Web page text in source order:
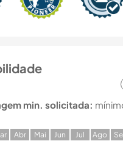
min. solicitada:
ar Abr Mai Jun Jul Ago S